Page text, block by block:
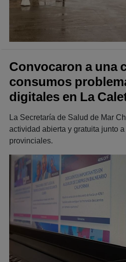
Convocaron a una
consumos
digitales en La
La Secretaría de Salud de Mar
actividad abierta y gratuita junto
provinciales.